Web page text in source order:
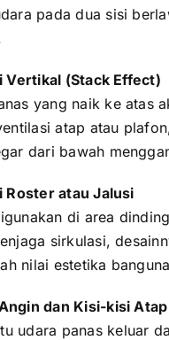
pada dua sisi
Vertikal (Stack Effect)
yang naik ke atas
atap atau
dari bawah
Roster atau Jalusi
di area
sirkulasi,
nilai estetika
dan Kisi-kisi Atap
udara panas keluar